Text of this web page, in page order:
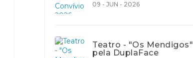
09 - JUN - 2026
Teatro - "Os Mendigos"
pela DuplaFace